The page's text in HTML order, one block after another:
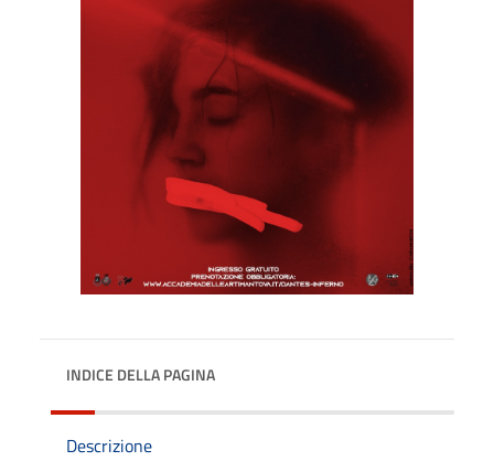
INDICE DELLA PAGINA
Descrizione